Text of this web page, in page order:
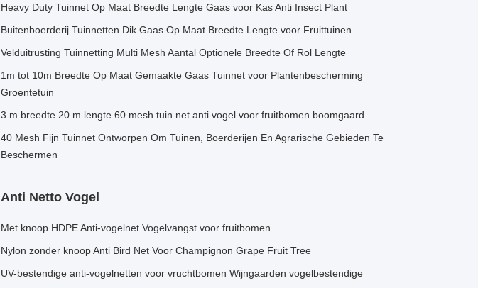
Heavy Duty Tuinnet Op Maat Breedte Lengte Gaas voor Kas Anti Insect Plant
Buitenboerderij Tuinnetten Dik Gaas Op Maat Breedte Lengte voor Fruittuinen
Velduitrusting Tuinnetting Multi Mesh Aantal Optionele Breedte Of Rol Lengte
1m tot 10m Breedte Op Maat Gemaakte Gaas Tuinnet voor Plantenbescherming
Groentetuin
3 m breedte 20 m lengte 60 mesh tuin net anti vogel voor fruitbomen boomgaard
40 Mesh Fijn Tuinnet Ontworpen Om Tuinen, Boerderijen En Agrarische Gebieden Te
Beschermen
Anti Netto Vogel
Met knoop HDPE Anti-vogelnet Vogelvangst voor fruitbomen
Nylon zonder knoop Anti Bird Net Voor Champignon Grape Fruit Tree
UV-bestendige anti-vogelnetten voor vruchtbomen Wijngaarden vogelbestendige